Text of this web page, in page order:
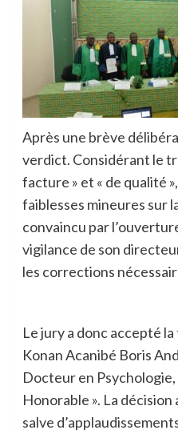
Après une brève
verdict. Considérant le
facture » et « de qualité
faiblesses mineures sur
convaincu par
vigilance de son
les corrections
Le jury a donc accepté
Konan Acanibé Boris
Docteur en
Honorable ». La
salve